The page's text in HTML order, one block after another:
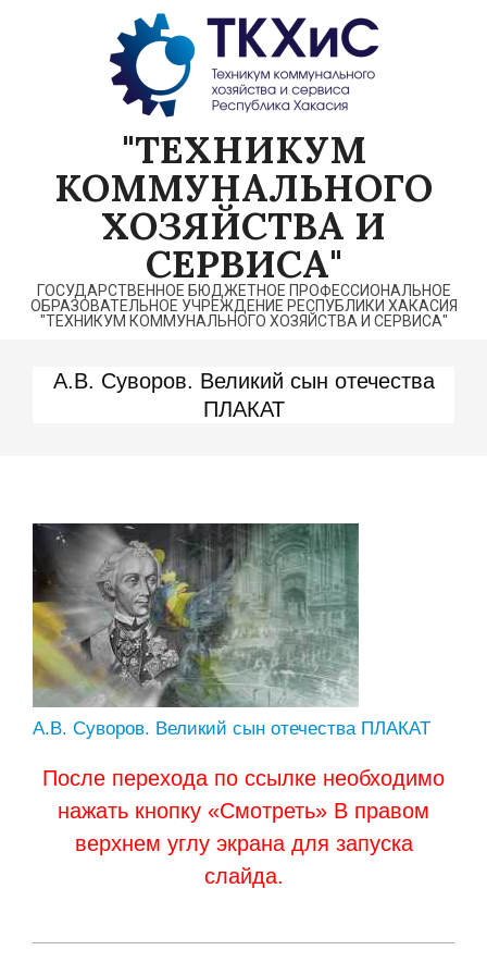
"ТЕХНИКУМ
КОММУНАЛЬНОГО
ХОЗЯЙСТВА И
СЕРВИСА"
ГОСУДАРСТВЕННОЕ БЮДЖЕТНОЕ ПРОФЕССИОНАЛЬНОЕ
ОБРАЗОВАТЕЛЬНОЕ УЧРЕЖДЕНИЕ РЕСПУБЛИКИ ХАКАСИЯ
"ТЕХНИКУМ КОММУНАЛЬНОГО ХОЗЯЙСТВА И СЕРВИСА"
А.В. Суворов. Великий сын отечества
ПЛАКАТ
А.В. Суворов. Великий сын отечества ПЛАКАТ
После перехода по ссылке необходимо
нажать кнопку «Смотреть» В правом
верхнем углу экрана для запуска
слайда.